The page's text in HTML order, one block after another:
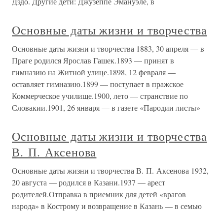
Основные даты жизни и творчества
Основные даты жизни и творчества 1883, 30 апреля — в
Праге родился Ярослав Гашек.1893 — принят в
гимназию на Житной улице.1898, 12 февраля —
оставляет гимназию.1899 — поступает в пражское
Коммерческое училище.1900, лето — странствие по
Словакии.1901, 26 января — в газете «Пародии листы»
Основные даты жизни и творчества
В. П. Аксенова
Основные даты жизни и творчества В. П. Аксенова 1932,
20 августа — родился в Казани.1937 — арест
родителей.Отправка в приемник для детей «врагов
народа» в Кострому и возвращение в Казань — в семью